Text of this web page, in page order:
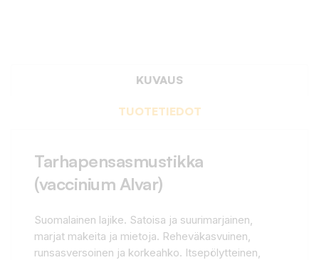
KUVAUS
TUOTETIEDOT
Tarhapensasmustikka
(vaccinium Alvar)
Suomalainen lajike. Satoisa ja suurimarjainen,
marjat makeita ja mietoja. Reheväkasvuinen,
runsasversoinen ja korkeahko. Itsepölytteinen,